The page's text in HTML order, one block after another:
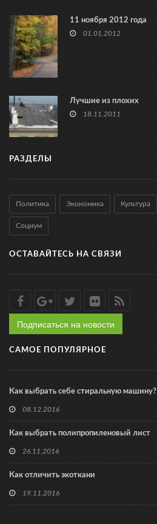
11 ноября 2012 года
01.01.2012
Лучшие из плохих
18.11.2011
РАЗДЕЛЫ
Политика Экономика Культура
Социум
ОСТАВАЙТЕСЬ НА СВЯЗИ
Подписаться на новости
САМОЕ ПОПУЛЯРНОЕ
Как выбрать себе стиральную машину?
08.12.2016
Как выбрать полипропиленовый лист
26.11.2016
Как отличить экоткани
19.11.2016